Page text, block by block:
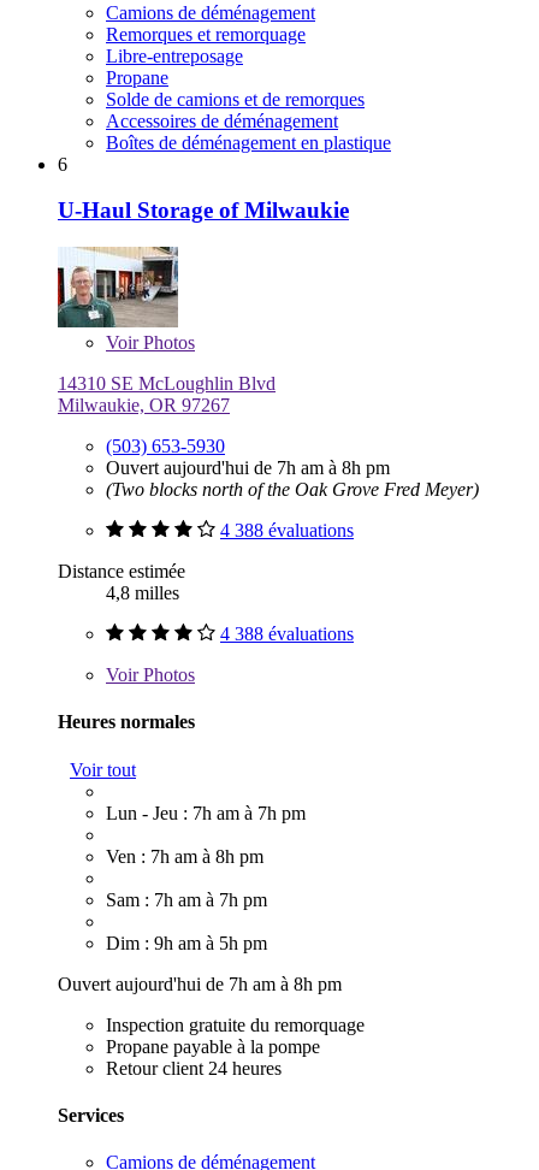
Camions de déménagement
Remorques et remorquage
Libre-entreposage
Propane
Solde de camions et de remorques
Accessoires de déménagement
Boîtes de déménagement en plastique
6
U-Haul Storage of Milwaukie
VoirPhotos
14310 SE McLoughlin Blvd
Milwaukie, OR 97267
(503) 653-5930
Ouvert aujourd'hui de 7h am à 8h pm
(Two blocks north of the Oak Grove Fred Meyer)
4 388 évaluations
Distance estimée
4,8 milles
4 388 évaluations
VoirPhotos
Heures normales
Voir tout
Lun - Jeu : 7h am à 7h pm
Ven : 7h am à 8h pm
Sam : 7h am à 7h pm
Dim : 9h am à 5h pm
Ouvert aujourd'hui de 7h am à 8h pm
Inspection gratuite du remorquage
Propane payable à la pompe
Retour client 24 heures
Services
Camions de déménagement